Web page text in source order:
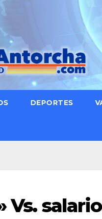
DEPORTES
Vs. salario